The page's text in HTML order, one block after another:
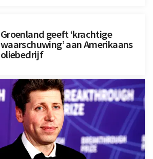
Groenland geeft ‘krachtige
waarschuwing’ aan Amerikaans
oliebedrijf